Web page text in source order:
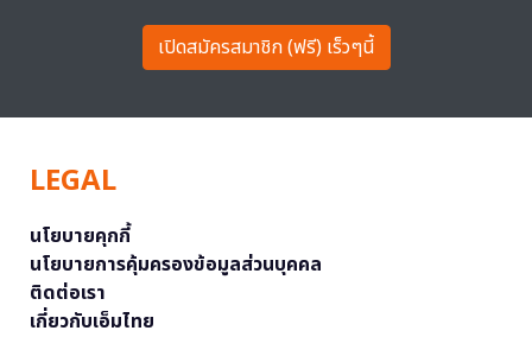
เปิดสมัครสมาชิก (ฟรี) เร็วๆนี้
LEGAL
นโยบายคุกกี้
นโยบายการคุ้มครองข้อมูลส่วนบุคคล
ติดต่อเรา
เกี่ยวกับเอ็มไทย